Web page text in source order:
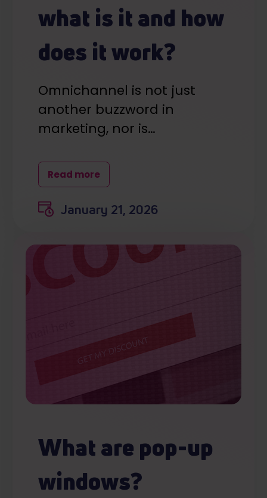
what is it and how
does it work?
Omnichannel is not just
another buzzword in
marketing, nor is…
Read more
January 21, 2026
What are pop-up
windows?